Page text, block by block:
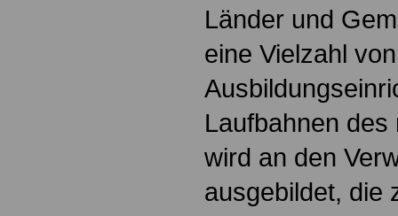
Länder und
eine Vielzahl von
Laufbahnen
wird an den
ausgebildet, die